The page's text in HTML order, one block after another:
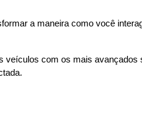
a maneira como você
veículos com os mais